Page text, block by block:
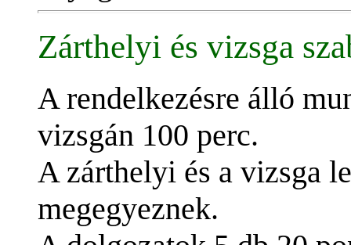
Zárthelyi és vizsga
A rendelkezésre álló
vizsgán 100 perc.
A zárthelyi és a vizsga
megegyeznek.